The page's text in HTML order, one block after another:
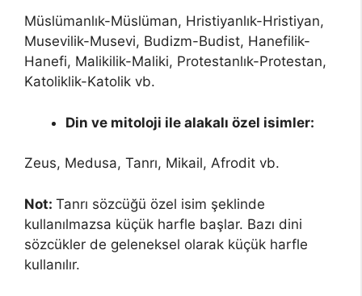
Müslümanlık-Müslüman, Hristiyanlık-Hristiyan,
Musevilik-Musevi, Budizm-Budist, Hanefilik-
Hanefi, Malikilik-Maliki, Protestanlık-Protestan,
Katoliklik-Katolik vb.
Din ve mitoloji ile alakalı özel isimler:
Zeus, Medusa, Tanrı, Mikail, Afrodit vb.
Not: Tanrı sözcüğü özel isim şeklinde
kullanılmazsa küçük harfle başlar. Bazı dini
sözcükler de geleneksel olarak küçük harfle
kullanılır.